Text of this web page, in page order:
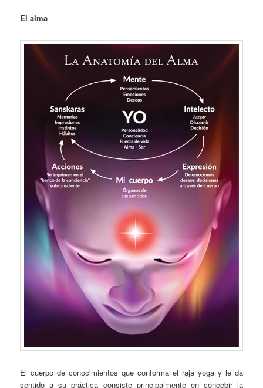
El alma
El cuerpo de conocimientos que conforma el raja yoga y le da
sentido a su práctica consiste principalmente en concebir la